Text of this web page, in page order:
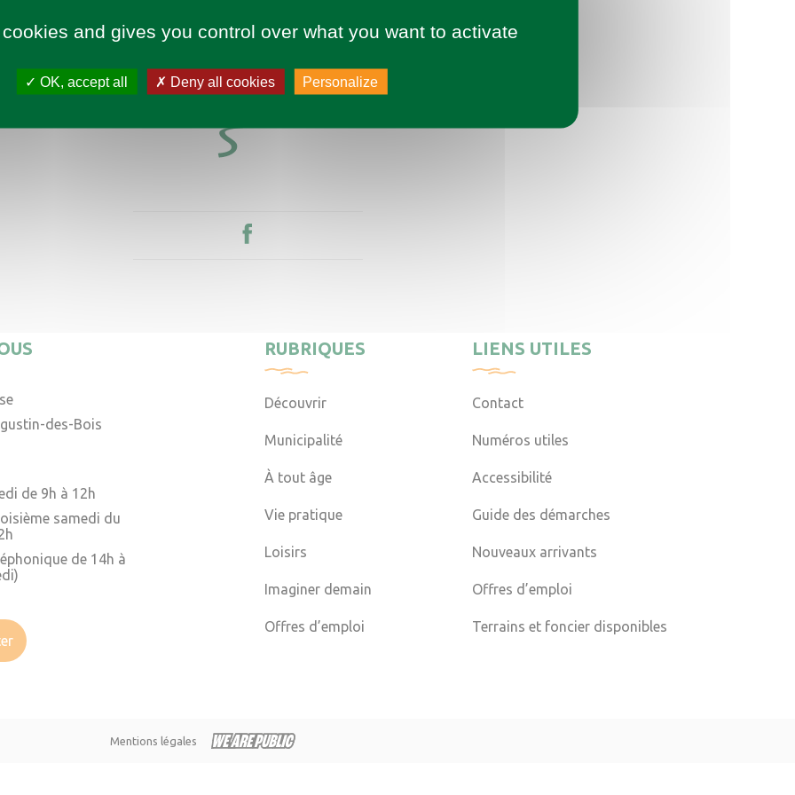
des-Bois
de 9h à 12h
samedi du
de 14h à
RUBRIQUES
Découvrir
Municipalité
À tout âge
Vie pratique
Loisirs
Imaginer demain
Offres d’emploi
LIENS UTILES
Contact
Numéros utiles
Accessibilité
Guide des démarches
Nouveaux arrivants
Offres d’emploi
Terrains et foncier disponibles
Mentions légales
and gives you control over what you want to activate
OK, accept all Deny all cookies Personalize